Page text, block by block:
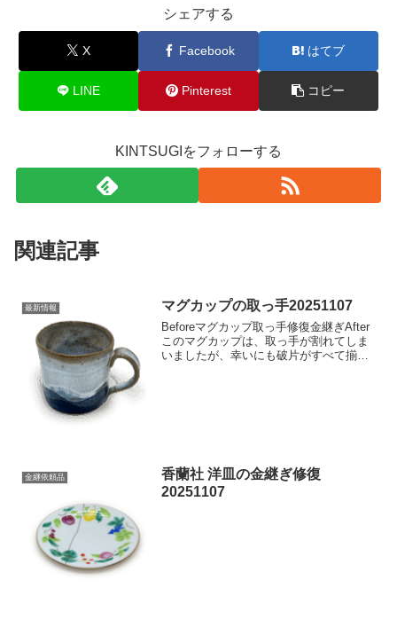
シェアする
X Facebook はてブ
LINE Pinterest コピー
KINTSUGIをフォローする
関連記事
最新情報 マグカップの取っ手20251107
Beforeマグカップ取っ手修復金継ぎAfter
このマグカップは、取っ手が割れてしま
いましたが、幸いにも破片がすべて揃っ
金継依頼品
香蘭社 洋皿の金継ぎ修復
20251107